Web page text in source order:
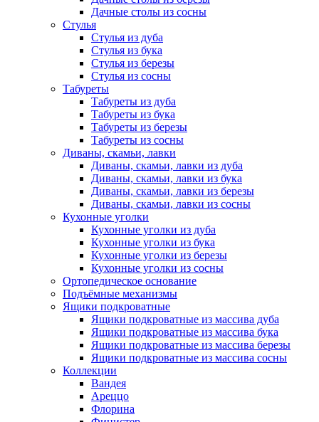
Дачные столы из сосны
Стулья
Стулья из дуба
Стулья из бука
Стулья из березы
Стулья из сосны
Табуреты
Табуреты из дуба
Табуреты из бука
Табуреты из березы
Табуреты из сосны
Диваны, скамьи, лавки
Диваны, скамьи, лавки из дуба
Диваны, скамьи, лавки из бука
Диваны, скамьи, лавки из березы
Диваны, скамьи, лавки из сосны
Кухонные уголки
Кухонные уголки из дуба
Кухонные уголки из бука
Кухонные уголки из березы
Кухонные уголки из сосны
Ортопедическое основание
Подъёмные механизмы
Ящики подкроватные
Ящики подкроватные из массива дуба
Ящики подкроватные из массива бука
Ящики подкроватные из массива березы
Ящики подкроватные из массива сосны
Коллекции
Вандея
Ареццо
Флорина